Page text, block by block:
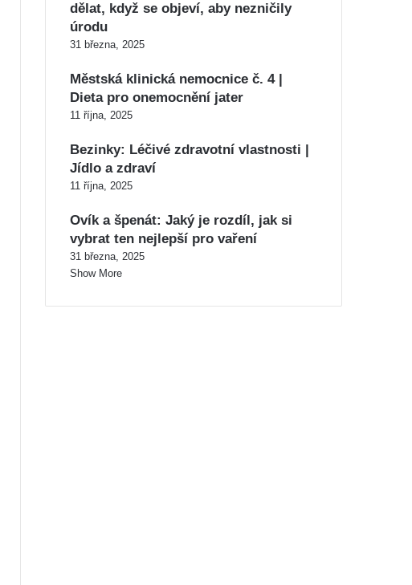
dělat, když se objeví, aby nezničily
úrodu
31 března, 2025
Městská klinická nemocnice č. 4 |
Dieta pro onemocnění jater
11 října, 2025
Bezinky: Léčivé zdravotní vlastnosti |
Jídlo a zdraví
11 října, 2025
Ovík a špenát: Jaký je rozdíl, jak si
vybrat ten nejlepší pro vaření
31 března, 2025
Show More